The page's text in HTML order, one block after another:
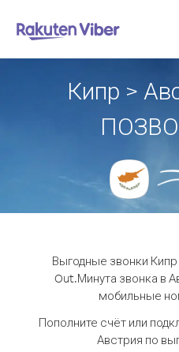
Кипр >
Выгодные звонки
Out.Минута звонка в
мобильные
Пополните счёт или
Австрия по